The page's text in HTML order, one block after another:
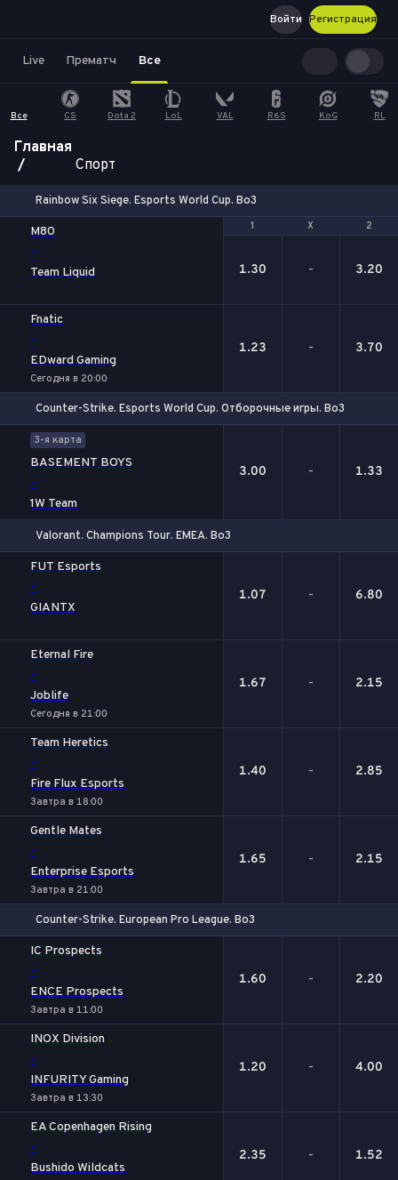
Регистрация
Войти
Live Прематч Все
Все CS Dota 2 LoL VAL R6S KoG RL
Главная
Спорт
Rainbow Six Siege. Esports World Cup. Bo3
1 Х 2
M80
-
Team Liquid
1 Х 2
1.30 - 3.20
Fnatic
-
EDward Gaming
Сегодня в 20:00
1.23 - 3.70
Counter-Strike. Esports World Cup. Отборочные игры. Bo3
3-я карта
BASEMENT BOYS
-
1W Team
3.00 - 1.33
Valorant. Champions Tour. EMEA. Bo3
FUT Esports
-
GIANTX
1.07 - 6.80
Eternal Fire
-
Joblife
Сегодня в 21:00
1.67 - 2.15
Team Heretics
-
Fire Flux Esports
Завтра в 18:00
1.40 - 2.85
Gentle Mates
-
Enterprise Esports
Завтра в 21:00
1.65 - 2.15
Counter-Strike. European Pro League. Bo3
IC Prospects
-
ENCE Prospects
Завтра в 11:00
1.60 - 2.20
INOX Division
-
INFURITY Gaming
Завтра в 13:30
1.20 - 4.00
EA Copenhagen Rising
-
Bushido Wildcats
2.35 - 1.52